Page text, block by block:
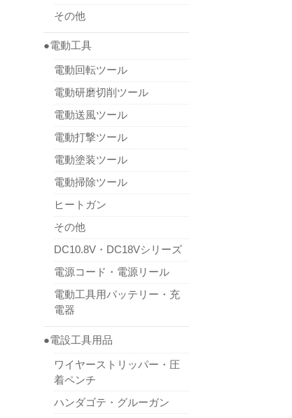
その他
●電動工具
電動回転ツール
電動研磨切削ツール
電動送風ツール
電動打撃ツール
電動塗装ツール
電動掃除ツール
ヒートガン
その他
DC10.8V・DC18Vシリーズ
電源コード・電源リール
電動工具用バッテリー・充
電器
●電設工具用品
ワイヤーストリッパー・圧
着ペンチ
ハンダゴテ・グルーガン